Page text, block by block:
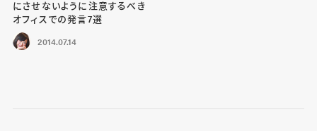
にさせないように注意するべき
オフィスでの発言7選
2014.07.14